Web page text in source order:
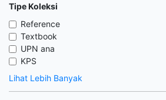
Tipe Koleksi
Reference
Textbook
UPN ana
KPS
Lihat Lebih Banyak